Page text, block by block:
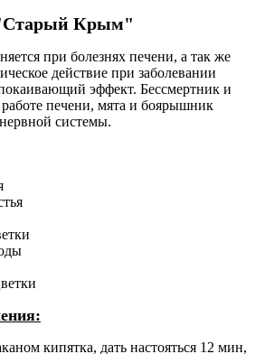
Крым"
при болезнях печени, а так же
действие при заболевании
эффект. Бессмертник и
печени, мята и боярышник
системы.
кипятка, дать настояться 12 мин,